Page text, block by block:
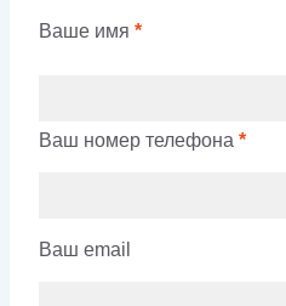
Ваше имя *
Ваш номер телефона *
Ваш email